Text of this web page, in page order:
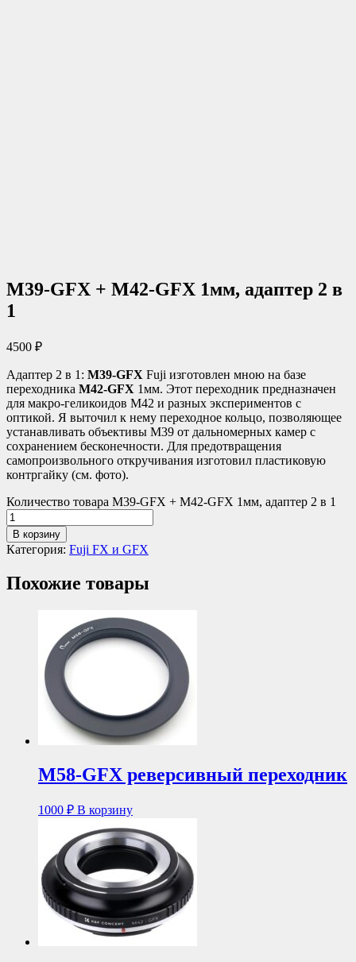
M39-GFX + M42-GFX 1мм, адаптер 2 в
1
4500 ₽
Адаптер 2 в 1: М39-GFX Fuji изготовлен мною на базе
переходника М42-GFX 1мм. Этот переходник предназначен
для макро-геликоидов М42 и разных экспериментов с
оптикой. Я выточил к нему переходное кольцо, позволяющее
устанавливать объективы М39 от дальномерных камер с
сохранением бесконечности. Для предотвращения
самопроизвольного откручивания изготовил пластиковую
контргайку (см. фото).
Количество товара M39-GFX + M42-GFX 1мм, адаптер 2 в 1
В корзину
Категория: Fuji FX и GFX
Похожие товары
M58-GFX реверсивный переходник
1000 ₽ В корзину